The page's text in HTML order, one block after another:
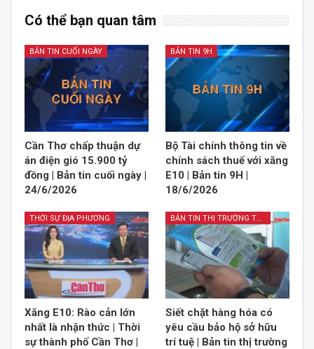
Có thể bạn quan tâm
BẢN TIN CUỐI NGÀY
Cần Thơ chấp thuận dự
án điện gió 15.900 tỷ
đồng | Bản tin cuối ngày |
24/6/2026
BẢN TIN 9H
Bộ Tài chính thông tin về
chính sách thuế với xăng
E10 | Bản tin 9H |
18/6/2026
THỜI SỰ ĐỊA PHƯƠNG
Xăng E10: Rào cản lớn
nhất là nhận thức | Thời
sự thành phố Cần Thơ |
BẢN TIN THỊ TRƯỜNG TÀI CHÍNH KINH DOANH
Siết chặt hàng hóa có
yêu cầu bảo hộ sở hữu
trí tuệ | Bản tin thị trường